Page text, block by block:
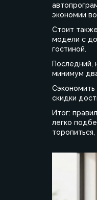
экономии
Стоит
модели с
гостиной.
Последний,
минимум
Сэкономить
скидки
Итог:
легко